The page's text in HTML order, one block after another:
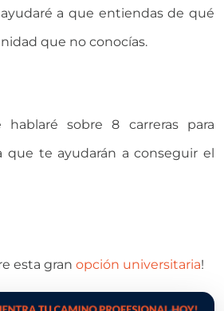
a que entiendas de qué
que no conocías.
sobre 8 carreras para
que te ayudarán a conseguir el
esta gran opción universitaria!